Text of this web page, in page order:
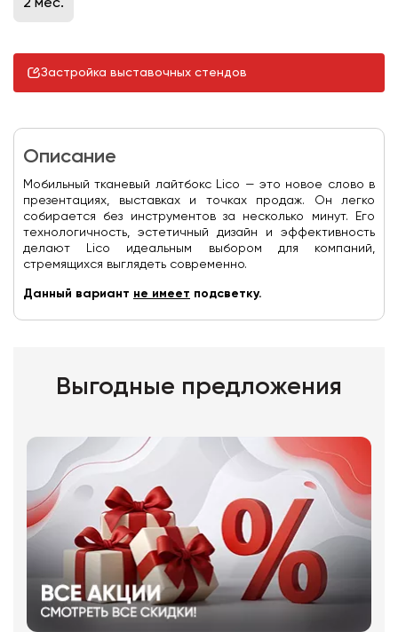
2 мес.
Застройка выставочных стендов
Описание
Мобильный тканевый лайтбокс Lico — это новое слово в
презентациях, выставках и точках продаж. Он легко
собирается без инструментов за несколько минут. Его
технологичность, эстетичный дизайн и эффективность
делают Lico идеальным выбором для компаний,
стремящихся выглядеть современно.
Данный вариант не имеет подсветку.
Выгодные предложения